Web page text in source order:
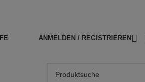
ANMELDEN / REGISTRIEREN